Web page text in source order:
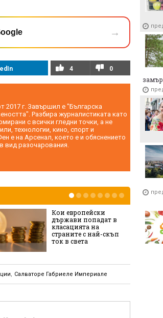
→
4 0
2017 г. Завършил е "Българска
Разбира журналистиката като
с всички гледни точки, а не
технологии, кино, спорт и
е на Арсенал, което е и обяснението
вид разочарования.
Кои европейски
държави попадат в
класацията на
страните с най-скъп
ток в света
, Салваторе Габриеле Империале